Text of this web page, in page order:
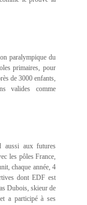
paralympique du
primaires, pour
de 3000 enfants,
valides comme
aussi aux futures
les pôles France,
chaque année, 4
dont EDF est
Dubois, skieur de
a participé à ses